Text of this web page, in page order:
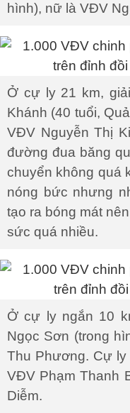
hình), nữ là VĐV
Ở cự ly 21 km,
Khánh (40 tuổi,
VĐV Nguyễn Thị
đường đua băng
chuyển không quá
nóng bức nhưng
tạo ra bóng mát
sức quá nhiều.
Ở cự ly ngắn 10
Ngọc Sơn (trong
Thu Phương. Cự ly
VĐV Phạm Thanh
Diễm.